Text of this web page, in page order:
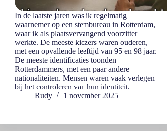
In de laatste jaren was ik regelmatig
waarnemer op een stembureau in Rotterdam,
waar ik als plaatsvervangend voorzitter
werkte. De meeste kiezers waren ouderen,
met een opvallende leeftijd van 95 en 98 jaar.
De meeste identificaties toonden
Rotterdammers, met een paar andere
nationaliteiten. Mensen waren vaak verlegen
bij het controleren van hun identiteit.
Rudy
1 november 2025